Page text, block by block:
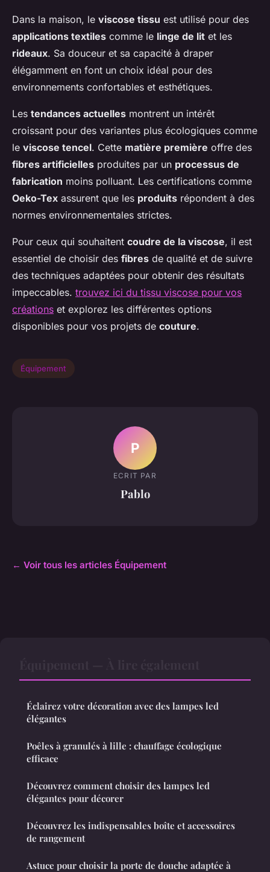
Dans la maison, le viscose tissu est utilisé pour des
applications textiles comme le linge de lit et les
rideaux. Sa douceur et sa capacité à draper
élégamment en font un choix idéal pour des
environnements confortables et esthétiques.
Les tendances actuelles montrent un intérêt
croissant pour des variantes plus écologiques comme
le viscose tencel. Cette matière première offre des
fibres artificielles produites par un processus de
fabrication moins polluant. Les certifications comme
Oeko-Tex assurent que les produits répondent à des
normes environnementales strictes.
Pour ceux qui souhaitent coudre de la viscose, il est
essentiel de choisir des fibres de qualité et de suivre
des techniques adaptées pour obtenir des résultats
impeccables. trouvez ici du tissu viscose pour vos
créations et explorez les différentes options
disponibles pour vos projets de couture.
Équipement
P
ECRIT PAR
Pablo
← Voir tous les articles Équipement
Éclairez votre décoration avec des lampes led
élégantes
Poêles à granulés à lille : chauffage écologique
efficace
Découvrez comment choisir des lampes led
élégantes pour décorer
Découvrez les indispensables boîte et accessoires
de rangement
Astuce pour choisir la porte de douche adaptée à